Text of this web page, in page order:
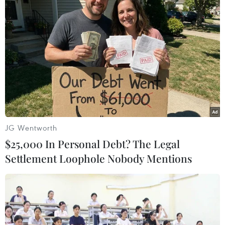
Tin tưởng Đức, anh Linh đồng ý mua xe ôtô của
Đức. Sau khi nhận tiền mua xe, Đức bàn giao
cho Linh các giấy tờ xe gồm: Giấy đăng kiểm xe
(bản gốc), giấy đi đường của ngân hàng (bản
gốc). Đức thỏa thuận khi đăng ký xong thủ tục
cấp Giấy đăng ký xe và biển số xe, Đức sẽ bàn
giao cho Linh Giấy đăng ký xe (bản photo công
chứng) và biển số xe sau.
để tất toán khoản vay và lấy Giấy đăng ký xe
(bản gốc) mà sử dụng để trả nợ ngoài xã hội và
chi tiêu cá nhân.
Với thủ đoạn trên, từ 11/2024 đến tháng 12/2024,
Đức lừa đảo chiếm đoạt tài sản của Ngân hàng
JG Wentworth
$25,000 In Personal Debt? The Legal
Settlement Loophole Nobody Mentions